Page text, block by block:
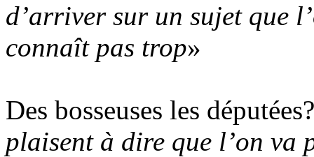
d’arriver sur un sujet que
connaît pas trop»
Des bosseuses les
plaisent à dire que l’on va